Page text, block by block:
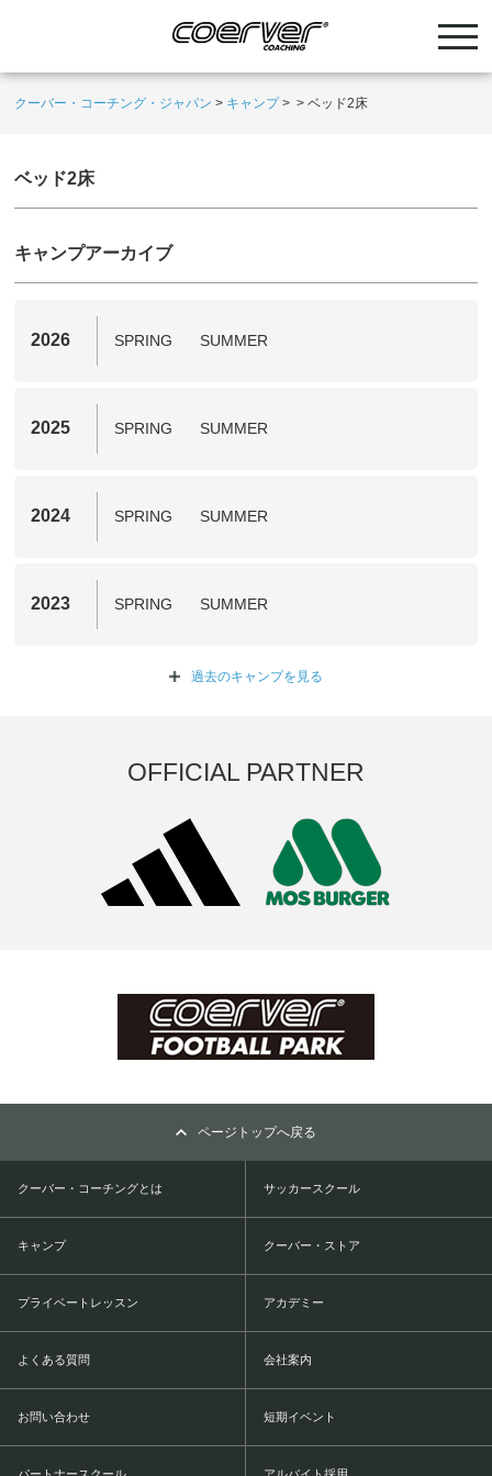
クーバー・コーチング・ジャパン > キャンプ> >ベッド2床
ベッド2床
キャンプアーカイブ
2026 SPRING SUMMER
2025 SPRING SUMMER
2024 SPRING SUMMER
2023 SPRING SUMMER
過去のキャンプを 見る
OFFICIAL PARTNER
ページトップへ戻る
クーバー・コーチングとは サッカースクール
キャンプ クーバー・ストア
プライベートレッスン アカデミー
よくある質問 会社案内
お問い合わせ 短期イベント